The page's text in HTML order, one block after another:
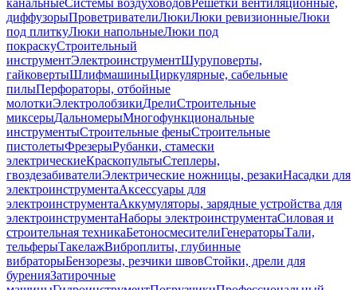
канальныеСистемы воздуховодовРешетки вентиляционные,
диффузорыПроветривателиЛюкиЛюки ревизионныеЛюки
под плиткуЛюки напольныеЛюки под
покраскуСтроительный
инструментЭлектроинструментШуруповерты,
гайковертыШлифмашиныЦиркулярные, сабельные
пилыПерфораторы, отбойные
молоткиЭлектролобзикиДрелиСтроительные
миксерыДальномерыМногофункциональные
инструментыСтроительные феныСтроительные
пистолетыФрезерыРубанки, стамески
электрическиеКраскопультыСтеплеры,
гвоздезабивателиЭлектрические ножницы, резакиНасадки для
электроинструментаАксессуары для
электроинструментаАккумуляторы, зарядные устройства для
электроинструментаНаборы электроинструментаСиловая и
строительная техникаБетоносмесителиГенераторыТали,
тельферыТакелажВиброплиты, глубинные
вибраторыБензорезы, резчики швовСтойки, дрели для
буренияЗатирочные